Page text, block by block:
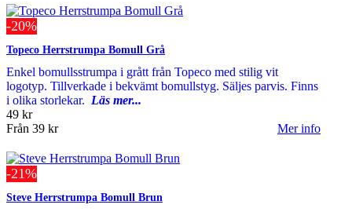
-20%
Topeco Herrstrumpa Bomull Grå
Enkel bomullsstrumpa i grått från Topeco med stilig vit
logotyp. Tillverkade i bekvämt bomullstyg. Säljes parvis. Finns
i olika storlekar. Läs mer...
49 kr
Från 39 kr Mer info
-21%
Steve Herrstrumpa Bomull Brun